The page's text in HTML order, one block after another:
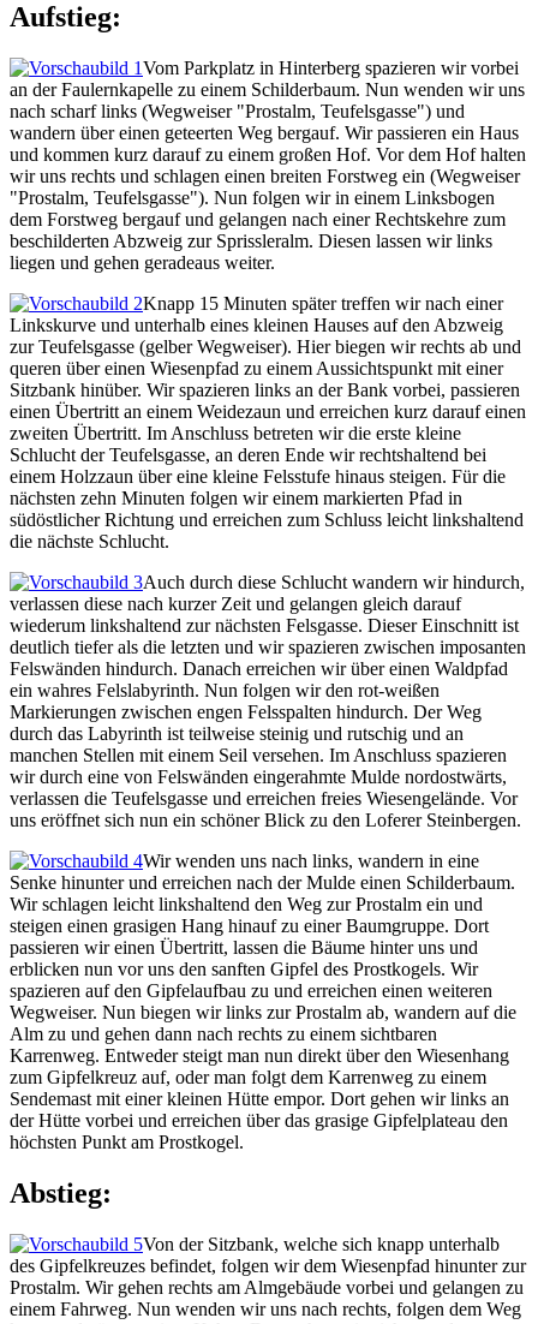
Aufstieg:
Vom Parkplatz in Hinterberg spazieren wir vorbei
an der Faulernkapelle zu einem Schilderbaum. Nun wenden wir uns
nach scharf links (Wegweiser "Prostalm, Teufelsgasse") und
wandern über einen geteerten Weg bergauf. Wir passieren ein Haus
und kommen kurz darauf zu einem großen Hof. Vor dem Hof halten
wir uns rechts und schlagen einen breiten Forstweg ein (Wegweiser
"Prostalm, Teufelsgasse"). Nun folgen wir in einem Linksbogen
dem Forstweg bergauf und gelangen nach einer Rechtskehre zum
beschilderten Abzweig zur Sprissleralm. Diesen lassen wir links
liegen und gehen geradeaus weiter.
Knapp 15 Minuten später treffen wir nach einer
Linkskurve und unterhalb eines kleinen Hauses auf den Abzweig
zur Teufelsgasse (gelber Wegweiser). Hier biegen wir rechts ab und
queren über einen Wiesenpfad zu einem Aussichtspunkt mit einer
Sitzbank hinüber. Wir spazieren links an der Bank vorbei, passieren
einen Übertritt an einem Weidezaun und erreichen kurz darauf einen
zweiten Übertritt. Im Anschluss betreten wir die erste kleine
Schlucht der Teufelsgasse, an deren Ende wir rechtshaltend bei
einem Holzzaun über eine kleine Felsstufe hinaus steigen. Für die
nächsten zehn Minuten folgen wir einem markierten Pfad in
südöstlicher Richtung und erreichen zum Schluss leicht linkshaltend
die nächste Schlucht.
Auch durch diese Schlucht wandern wir hindurch,
verlassen diese nach kurzer Zeit und gelangen gleich darauf
wiederum linkshaltend zur nächsten Felsgasse. Dieser Einschnitt ist
deutlich tiefer als die letzten und wir spazieren zwischen imposanten
Felswänden hindurch. Danach erreichen wir über einen Waldpfad
ein wahres Felslabyrinth. Nun folgen wir den rot-weißen
Markierungen zwischen engen Felsspalten hindurch. Der Weg
durch das Labyrinth ist teilweise steinig und rutschig und an
manchen Stellen mit einem Seil versehen. Im Anschluss spazieren
wir durch eine von Felswänden eingerahmte Mulde nordostwärts,
verlassen die Teufelsgasse und erreichen freies Wiesengelände. Vor
uns eröffnet sich nun ein schöner Blick zu den Loferer Steinbergen.
Wir wenden uns nach links, wandern in eine
Senke hinunter und erreichen nach der Mulde einen Schilderbaum.
Wir schlagen leicht linkshaltend den Weg zur Prostalm ein und
steigen einen grasigen Hang hinauf zu einer Baumgruppe. Dort
passieren wir einen Übertritt, lassen die Bäume hinter uns und
erblicken nun vor uns den sanften Gipfel des Prostkogels. Wir
spazieren auf den Gipfelaufbau zu und erreichen einen weiteren
Wegweiser. Nun biegen wir links zur Prostalm ab, wandern auf die
Alm zu und gehen dann nach rechts zu einem sichtbaren
Karrenweg. Entweder steigt man nun direkt über den Wiesenhang
zum Gipfelkreuz auf, oder man folgt dem Karrenweg zu einem
Sendemast mit einer kleinen Hütte empor. Dort gehen wir links an
der Hütte vorbei und erreichen über das grasige Gipfelplateau den
höchsten Punkt am Prostkogel.
Abstieg:
Von der Sitzbank, welche sich knapp unterhalb
des Gipfelkreuzes befindet, folgen wir dem Wiesenpfad hinunter zur
Prostalm. Wir gehen rechts am Almgebäude vorbei und gelangen zu
einem Fahrweg. Nun wenden wir uns nach rechts, folgen dem Weg